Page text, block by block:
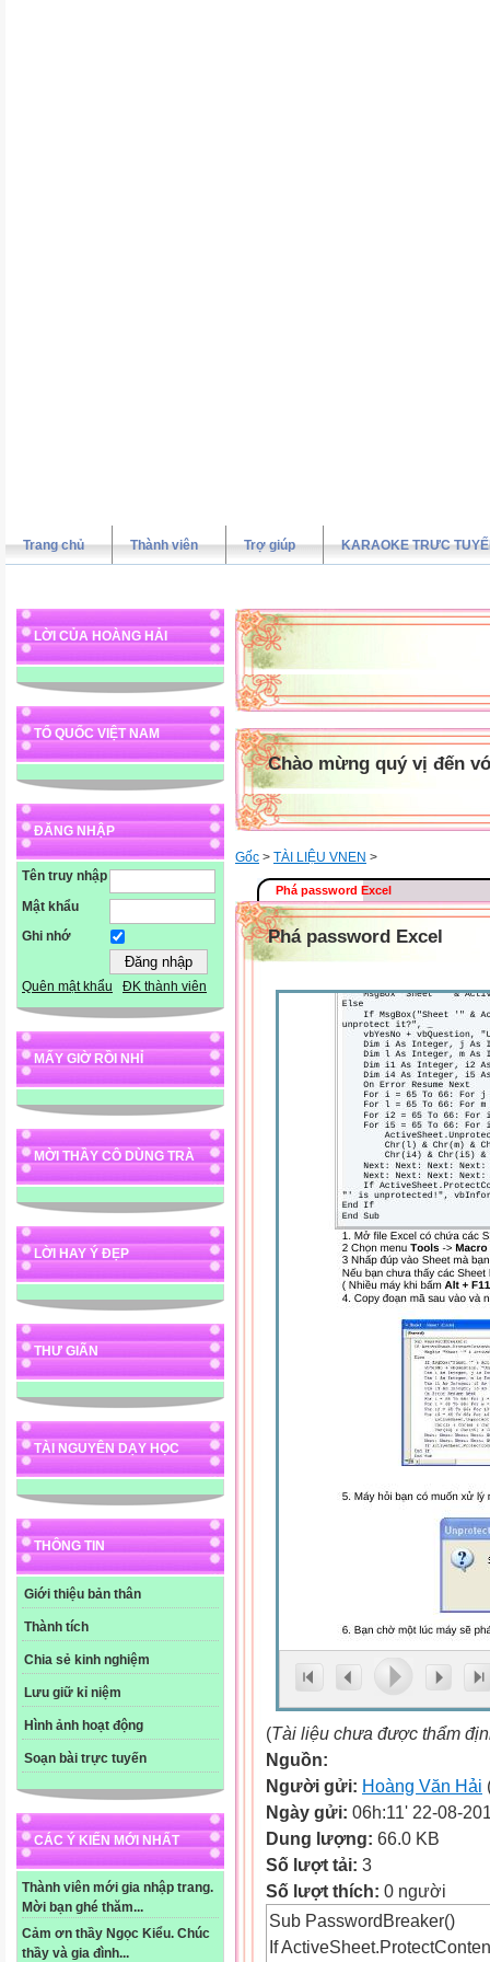
Trang chủ Thành viên Trợ giúp KARAOKE TRƯC
LỜI CỦA HOÀNG HẢI
TỔ QUỐC VIỆT NAM
ĐĂNG NHẬP
Tên truy nhập
Mật khẩu
Ghi nhớ
Quên mật khẩu ĐK thành viên
MẤY GIỜ RỒI NHỈ
MỜI THẦY CÔ DÙNG TRÀ
LỜI HAY Ý ĐẸP
THƯ GIÃN
TÀI NGUYÊN DẠY HỌC
THÔNG TIN
Giới thiệu bản thân
Thành tích
Chia sẻ kinh nghiệm
Lưu giữ kỉ niệm
Hình ảnh hoạt động
Soạn bài trực tuyến
CÁC Ý KIẾN MỚI NHẤT
Thành viên mới gia nhập trang.
Mời bạn ghé thăm...
Cảm ơn thầy Ngọc Kiểu. Chúc
thầy và gia đình...
Chào mừng quý vị đến
Gốc > TÀI LIỆU VNEN >
Phá password Excel
Phá password Excel
(Tài liệu chưa được thẩm
Nguồn:
Người gửi: Hoàng Văn Hải
Ngày gửi: 06h:11' 22-08-
Dung lượng: 66.0 KB
Số lượt tải: 3
Số lượt thích: 0 người
Sub PasswordBreaker()
If